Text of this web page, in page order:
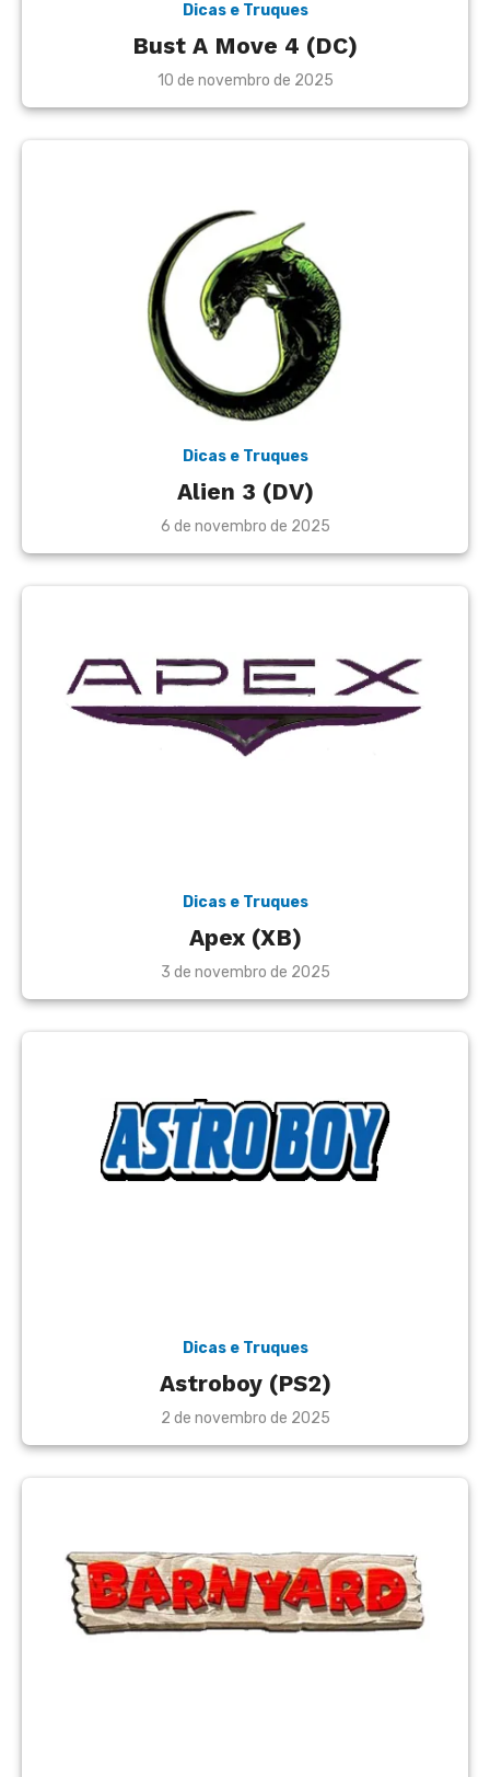
Dicas e Truques
Bust A Move 4 (DC)
Posted
10 de novembro de 2025
Dicas e Truques
Alien 3 (DV)
Posted
6 de novembro de 2025
Dicas e Truques
Apex (XB)
Posted
3 de novembro de 2025
Dicas e Truques
Astroboy (PS2)
Posted
2 de novembro de 2025